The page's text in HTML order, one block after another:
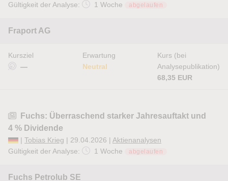
Gültigkeit der Analyse:
1 Woche abgelaufen
Fraport AG
Kursziel
—
Erwartung
Neutral
Kurs (bei
Analysepublikation)
68,35 EUR
Fuchs: Überraschend starker Jahresauftakt und
4 % Dividende
| Tobias Krieg | 29.04.2026 | Aktienanalysen
Gültigkeit der Analyse:
1 Woche abgelaufen
Fuchs Petrolub SE